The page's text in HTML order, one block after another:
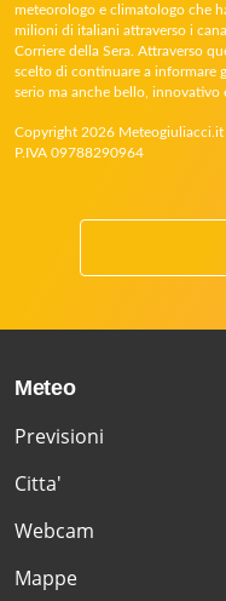
meteorologo e climatologo che
milioni di italiani attraverso i
Corriere della Sera. Attraverso
scelto di continuare a informare
serio ma anche bello, innovativo
Copyright 2026 Meteogiuliacci.it
P.IVA 09788290964
Meteo
Previsioni
Citta'
Webcam
Mappe